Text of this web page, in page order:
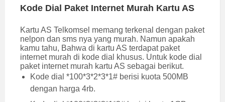
Kode Dial Paket Internet Murah Kartu AS
Kartu AS Telkomsel memang terkenal dengan paket
nelpon dan sms nya yang murah. Namun apakah
kamu tahu, Bahwa di kartu AS terdapat paket
internet murah di kode dial khusus. Untuk kode dial
paket internet murah kartu AS sebagai berikut.
Kode dial *100*3*2*3*1# berisi kuota 500MB
dengan harga 4rb.